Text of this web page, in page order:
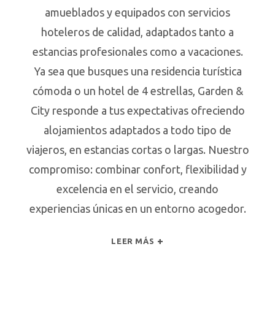
amueblados y equipados con servicios
hoteleros de calidad, adaptados tanto a
estancias profesionales como a vacaciones.
Ya sea que busques una residencia turística
cómoda o un hotel de 4 estrellas, Garden &
City responde a tus expectativas ofreciendo
alojamientos adaptados a todo tipo de
viajeros, en estancias cortas o largas. Nuestro
compromiso: combinar confort, flexibilidad y
excelencia en el servicio, creando
experiencias únicas en un entorno acogedor.
LEER MÁS